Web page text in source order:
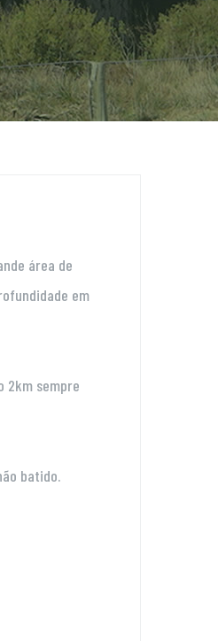
área de
em
2km sempre
batido.